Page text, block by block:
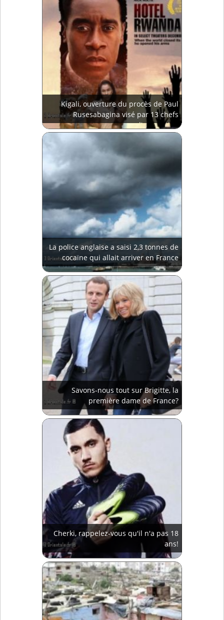
Kigali, ouverture du procès de Paul
Rusesabagina visé par 13 chefs
d'accusation
La police anglaise a saisi 2,3 tonnes de
cocaïne qui allait arriver en France
Savons-nous tout sur Brigitte, la
première dame de France?
Cherki, rappelez-vous qu'il n'a pas 18
ans!